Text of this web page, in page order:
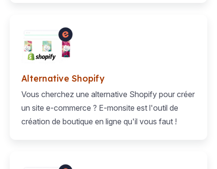
Alternative Shopify
Vous cherchez une alternative Shopify pour créer
un site e-commerce ? E-monsite est l'outil de
création de boutique en ligne qu'il vous faut !